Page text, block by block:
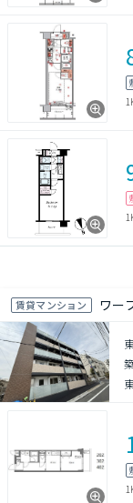
賃貸マンション ワー